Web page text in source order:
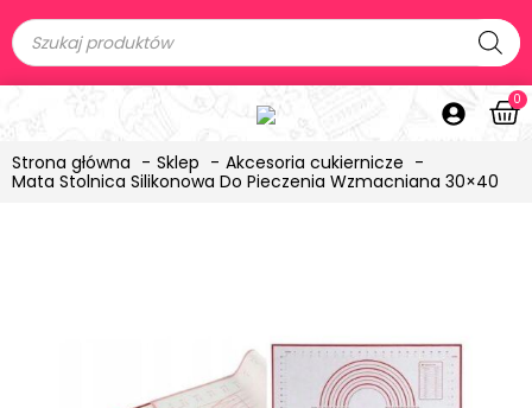
0
Strona główna Sklep
Akcesoria cukiernicze
Mata Stolnica Silikonowa Do Pieczenia Wzmacniana 30×40